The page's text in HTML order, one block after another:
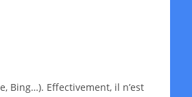
Bing…). Effectivement, il n’est